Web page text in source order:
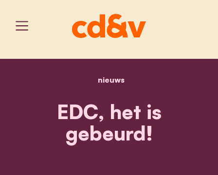
home
nieuwsedc, het is gebeurd!
EDC, het is
gebeurd!